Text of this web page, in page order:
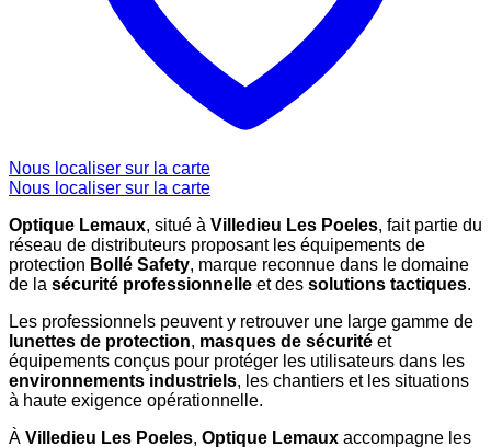
Nous localiser sur la carte
Nous localiser sur la carte
Optique Lemaux, situé à Villedieu Les Poeles, fait partie du
réseau de distributeurs proposant les équipements de
protection Bollé Safety, marque reconnue dans le domaine
de la sécurité professionnelle et des solutions tactiques.
Les professionnels peuvent y retrouver une large gamme de
lunettes de protection, masques de sécurité et
équipements conçus pour protéger les utilisateurs dans les
environnements industriels, les chantiers et les situations
à haute exigence opérationnelle.
À Villedieu Les Poeles, Optique Lemaux accompagne les